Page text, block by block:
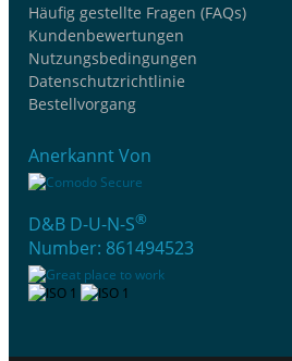
Häufig gestellte Fragen (FAQs)
Kundenbewertungen
Nutzungsbedingungen
Datenschutzrichtlinie
Bestellvorgang
Anerkannt Von
D&B D-U-N-S®
Number: 861494523